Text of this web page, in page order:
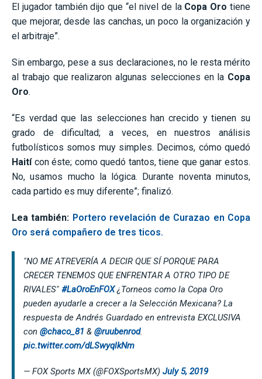
El jugador también dijo que “el nivel de la Copa Oro tiene
que mejorar, desde las canchas, un poco la organización y
el arbitraje”.
Sin embargo, pese a sus declaraciones, no le resta mérito
al trabajo que realizaron algunas selecciones en la Copa
Oro.
“Es verdad que las selecciones han crecido y tienen su
grado de dificultad; a veces, en nuestros análisis
futbolísticos somos muy simples. Decimos, cómo quedó
Haitícon éste; como quedó tantos, tiene que ganar estos.
No, usamos mucho la lógica. Durante noventa minutos,
cada partido es muy diferente”; finalizó.
Lea también: Portero revelación de Curazao en Copa
Oro será compañero de tres ticos.
"NO ME ATREVERÍA A DECIR QUE SÍ PORQUE PARA
CRECER TENEMOS QUE ENFRENTAR A OTRO TIPO DE
RIVALES" #LaOroEnFOX¿Torneos como la Copa Oro
pueden ayudarle a crecer a la Selección Mexicana? La
respuesta de Andrés Guardado en entrevista EXCLUSIVA
con @chaco_81 & @ruubenrod.
pic.twitter.com/dLSwyqlkNm
— FOX Sports MX (@FOXSportsMX) July 5, 2019